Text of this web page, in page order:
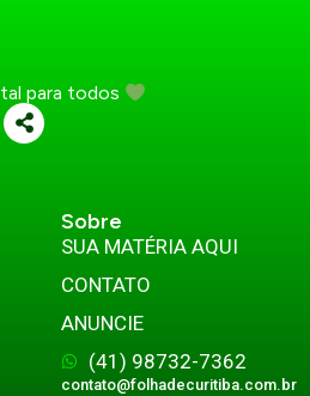
para todos
Sobre
SUA MATÉRIA AQUI
CONTATO
ANUNCIE
(41) 98732-7362
contato@folhadecuritiba.com.br